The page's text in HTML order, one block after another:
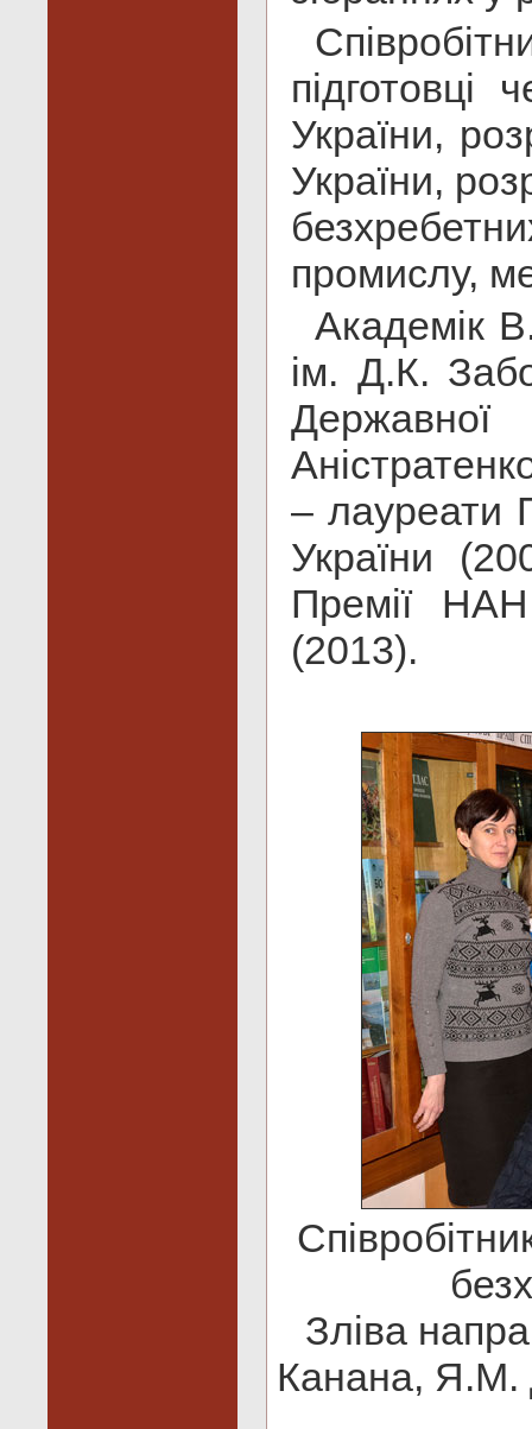
підготовці
України,
України,
промислу,
Академік
ім. Д.К.
– лауреати
України
Премії
(2013).
Зліва
Канана, Я.М.